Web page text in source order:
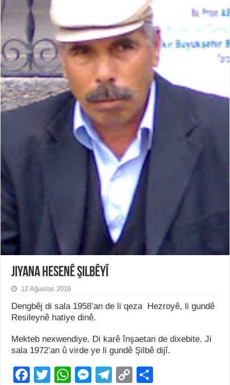
Jiyana Hesenê Şilbêyî
12 Ağustos 2019
Dengbêj di sala 1958’an de li qeza Hezroyê, li gundê
Resileynê hatiye dinê.
Mekteb nexwendiye. Di karê înşaetan de dixebite. Ji
sala 1972’an û virde ye li gundê Şilbê dijî.
F
T
W
M
T
C